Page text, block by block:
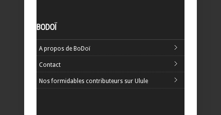
BODOÏ
A propos de BoDoï
Contact
Nos formidables contributeurs sur Ulule